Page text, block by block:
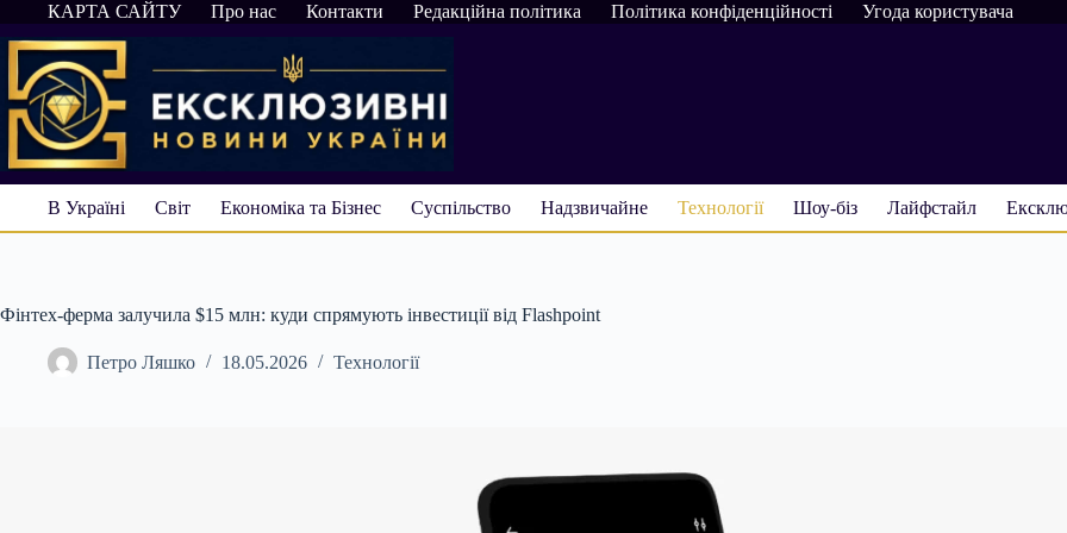
Перейти
до
вмісту
КАРТА САЙТУ Про нас Контакти Редакційна політика Політика конфіденційності Угода користувача
В Україні Світ Економіка та Бізнес Суспільство Надзвичайне Технології Шоу-біз Лайфстайл
Фінтех-ферма залучила $15 млн: куди спрямують інвестиції від Flashpoint
Петро Ляшко 18.05.2026 Технології